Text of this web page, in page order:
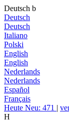
Deutsch b
Deutsch
Deutsch
Italiano
Polski
English
English
Nederlands
Nederlands
Español
Français
Heute Neu: 471 |
H